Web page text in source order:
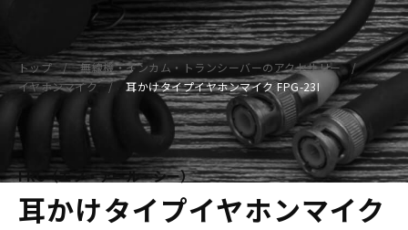
トップ
無線機・インカム・トランシーバーのアクセサリー
イヤホンマイク
耳かけタイプイヤホンマイク FPG-23I
FRC（エフ・アール・シー）
耳かけタイプイヤホンマイク